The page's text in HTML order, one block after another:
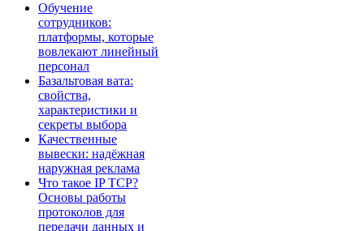
Обучение
сотрудников:
платформы, которые
вовлекают линейный
персонал
Базальтовая вата:
свойства,
характеристики и
секреты выбора
Качественные
вывески: надёжная
наружная реклама
Что такое IP TCP?
Основы работы
протоколов для
передачи данных и